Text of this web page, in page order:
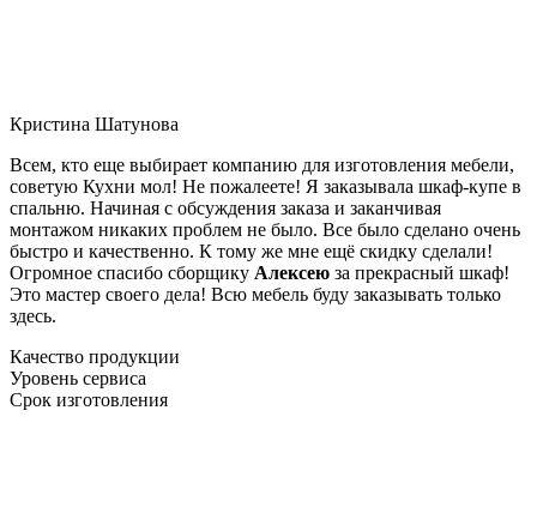
Кристина Шатунова
Всем, кто еще выбирает компанию для изготовления мебели,
советую Кухни мол! Не пожалеете! Я заказывала шкаф-купе в
спальню. Начиная с обсуждения заказа и заканчивая
монтажом никаких проблем не было. Все было сделано очень
быстро и качественно. К тому же мне ещё скидку сделали!
Огромное спасибо сборщику Алексею за прекрасный шкаф!
Это мастер своего дела! Всю мебель буду заказывать только
здесь.
Качество продукции
Уровень сервиса
Срок изготовления